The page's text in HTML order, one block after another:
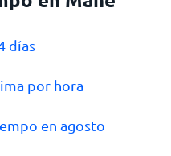
días
por hora
en agosto